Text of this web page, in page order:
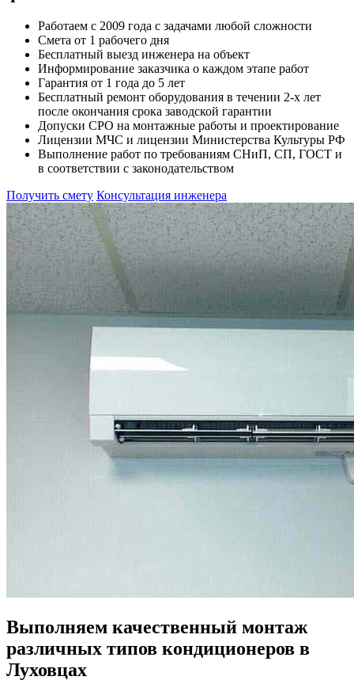
Работаем с 2009 года с задачами любой сложности
Смета от 1 рабочего дня
Бесплатный выезд инженера на объект
Информирование заказчика о каждом этапе работ
Гарантия от 1 года до 5 лет
Бесплатный ремонт оборудования в течении 2-х лет
после окончания срока заводской гарантии
Допуски СРО на монтажные работы и проектирование
Лицензии МЧС и лицензии Министерства Культуры РФ
Выполнение работ по требованиям СНиП, СП, ГОСТ и
в соответствии с законодательством
Получить смету Консультация инженера
Выполняем качественный монтаж
различных типов кондиционеров в
Луховцах